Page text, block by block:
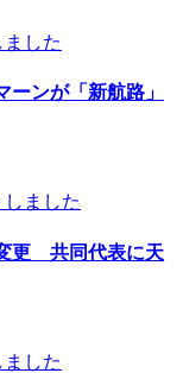
した
ンが「新航路」
ました
更 共同代表に天
した